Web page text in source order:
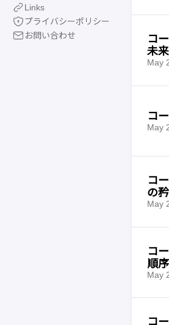
Links
プライバシーポリシー
お問い合わせ
コ
未
May
コ
May
コ
の
May
コ
順
May
コ